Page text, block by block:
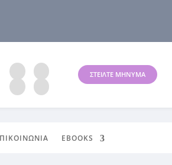
ΣΤΕΙΛΤΕ ΜΗΝΥΜΑ
EBOOKS